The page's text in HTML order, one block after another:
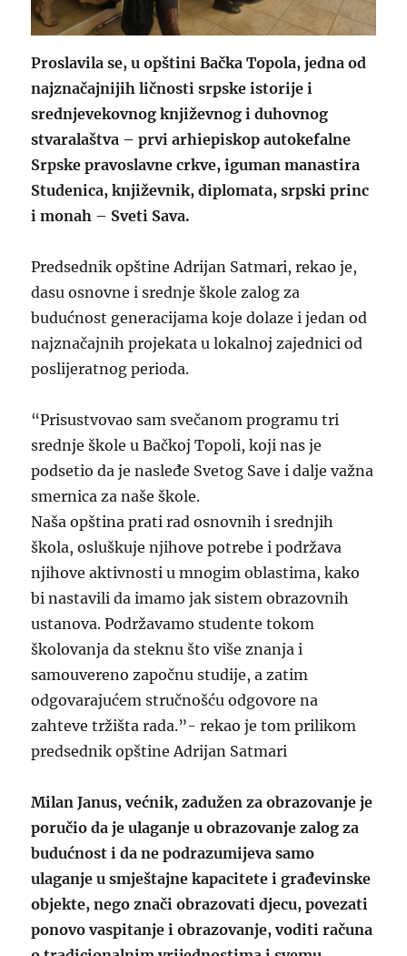
Proslavila se, u opštini Bačka Topola, jedna od
najznačajnijih ličnosti srpske istorije i
srednjevekovnog književnog i duhovnog
stvaralaštva – prvi arhiepiskop autokefalne
Srpske pravoslavne crkve, iguman manastira
Studenica, književnik, diplomata, srpski princ
i monah – Sveti Sava.
Predsednik opštine Adrijan Satmari, rekao je,
dasu osnovne i srednje škole zalog za
budućnost generacijama koje dolaze i jedan od
najznačajnih projekata u lokalnoj zajednici od
poslijeratnog perioda.
“Prisustvovao sam svečanom programu tri
srednje škole u Bačkoj Topoli, koji nas je
podsetio da je nasleđe Svetog Save i dalje važna
smernica za naše škole.
Naša opština prati rad osnovnih i srednjih
škola, osluškuje njihove potrebe i podržava
njihove aktivnosti u mnogim oblastima, kako
bi nastavili da imamo jak sistem obrazovnih
ustanova. Podržavamo studente tokom
školovanja da steknu što više znanja i
samouvereno započnu studije, a zatim
odgovarajućem stručnošću odgovore na
zahteve tržišta rada.”- rekao je tom prilikom
predsednik opštine Adrijan Satmari
Milan Janus, većnik, zadužen za obrazovanje je
poručio da je ulaganje u obrazovanje zalog za
budućnost i da ne podrazumijeva samo
ulaganje u smještajne kapacitete i građevinske
objekte, nego znači obrazovati djecu, povezati
ponovo vaspitanje i obrazovanje, voditi računa